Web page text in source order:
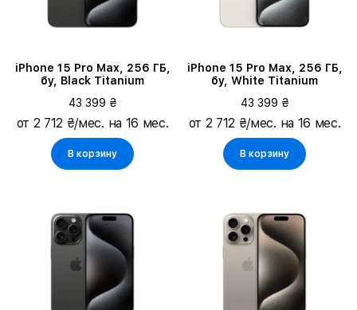
iPhone 15 Pro Max, 256 ГБ,
бу, Black Titanium
43 399 ₴
от 2 712 ₴/мес. на 16 мес.
В корзину
iPhone 15 Pro Max, 256 ГБ,
бу, White Titanium
43 399 ₴
от 2 712 ₴/мес. на 16 мес.
В корзину